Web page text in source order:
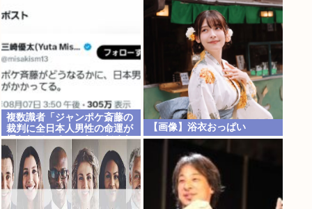
部、本当のこと言うわ」
複数識者「ジャンポケ斎藤の
裁判に全日本人男性の命運が
握られている。これでだめな
ら日本男全員懲役7年だ」
【画像】浴衣おっぱい